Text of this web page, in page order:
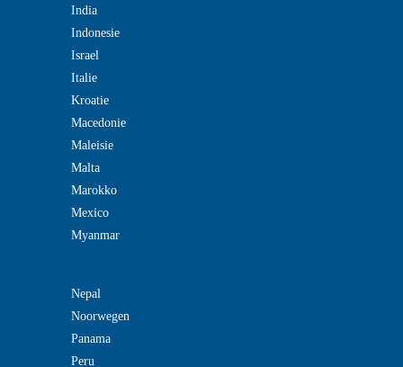
India
Indonesie
Israel
Italie
Kroatie
Macedonie
Maleisie
Malta
Marokko
Mexico
Myanmar
Nepal
Noorwegen
Panama
Peru